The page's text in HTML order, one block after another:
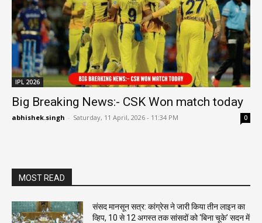
IPL 2026
Big Breaking News:- CSK Won match today
abhishek.singh - Saturday, 11 April, 2026 - 11:34 PM 0
MOST READ
संसद मानसून सत्र: कांग्रेस ने जारी किया तीन लाइन का
व्हिप, 10 से 12 अगस्त तक सांसदों को ‘बिना चूके’ सदन में